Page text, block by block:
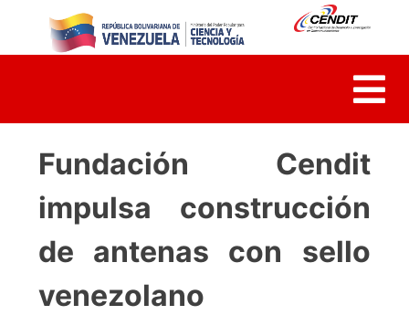
content
Fundación Cendit
impulsa construcción
de antenas con sello
venezolano